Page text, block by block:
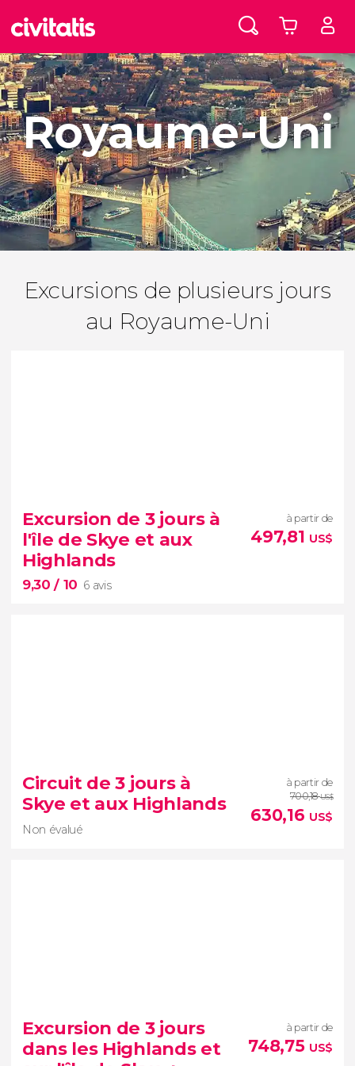
Royaume-Uni
Excursions de plusieurs jours
au Royaume-Uni
Excursion de 3 jours à
l'île de Skye et aux
Highlands
9,30/ 10 6 avis
à partir de
497,81 US$
6 avis
Découvrez le nord de l'Écosse
le Loch Ness ou le Ben Nevis
Circuit de 3 jours à
Skye et aux Highlands
Non évalué
à partir de
700,18US$
630,16 US$
Highlands écossais
circuit de 3 jours
Excursion de 3 jours
dans les Highlands et
à partir de
748,75 US$